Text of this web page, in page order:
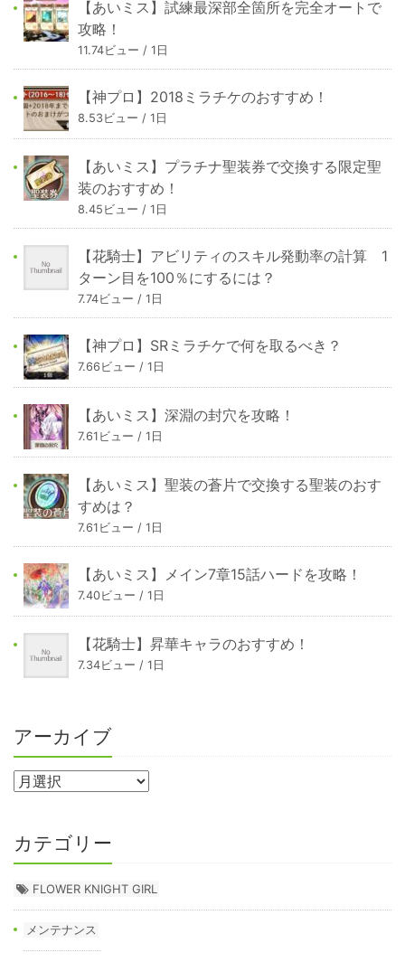
【あいミス】試練最深部全箇所を完全オートで
攻略！
11.74ビュー / 1日
【神プロ】2018ミラチケのおすすめ！
8.53ビュー / 1日
【あいミス】プラチナ聖装券で交換する限定聖
装のおすすめ！
8.45ビュー / 1日
【花騎士】アビリティのスキル発動率の計算 1
ターン目を100％にするには？
7.74ビュー / 1日
【神プロ】SRミラチケで何を取るべき？
7.66ビュー / 1日
【あいミス】深淵の封穴を攻略！
7.61ビュー / 1日
【あいミス】聖装の蒼片で交換する聖装のおす
すめは？
7.61ビュー / 1日
【あいミス】メイン7章15話ハードを攻略！
7.40ビュー / 1日
【花騎士】昇華キャラのおすすめ！
7.34ビュー / 1日
アーカイブ
カテゴリー
FLOWER KNIGHT GIRL
メンテナンス